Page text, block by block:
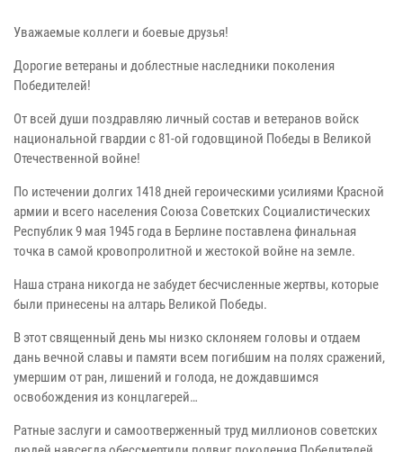
Уважаемые коллеги и боевые друзья!
Дорогие ветераны и доблестные наследники поколения
Победителей!
От всей души поздравляю личный состав и ветеранов войск
национальной гвардии с 81-ой годовщиной Победы в Великой
Отечественной войне!
По истечении долгих 1418 дней героическими усилиями Красной
армии и всего населения Союза Советских Социалистических
Республик 9 мая 1945 года в Берлине поставлена финальная
точка в самой кровопролитной и жестокой войне на земле.
Наша страна никогда не забудет бесчисленные жертвы, которые
были принесены на алтарь Великой Победы.
В этот священный день мы низко склоняем головы и отдаем
дань вечной славы и памяти всем погибшим на полях сражений,
умершим от ран, лишений и голода, не дождавшимся
освобождения из концлагерей…
Ратные заслуги и самоотверженный труд миллионов советских